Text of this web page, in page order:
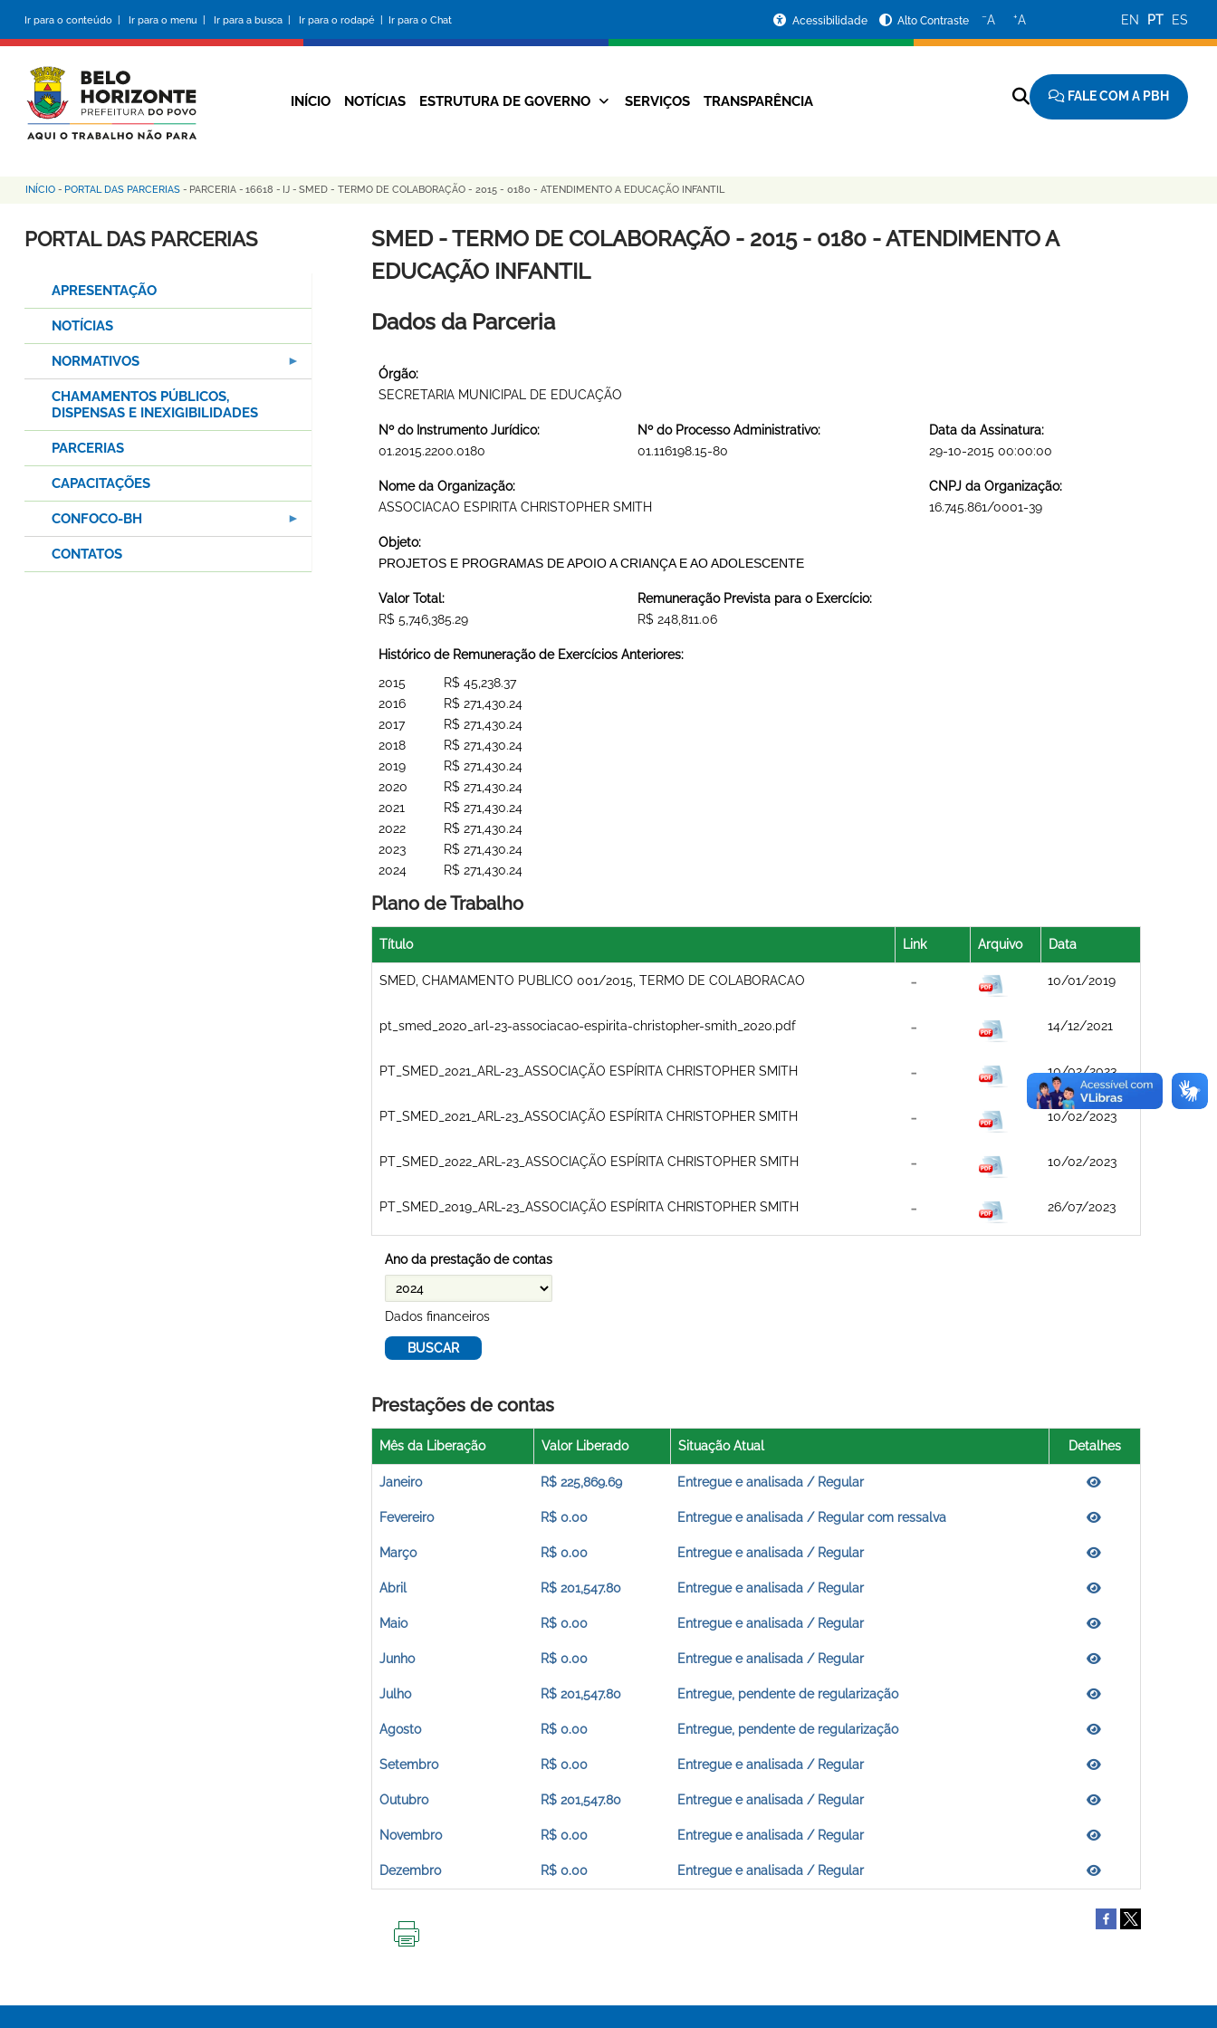
conteúdo
principal
Ir para o conteúdo | Ir para o menu | Ir para a busca | Ir para o rodapé | Ir para o Chat
da
Prefeitura
Acessibilidade Alto Contraste −A +A EN PT ES
Navegação
INÍCIO NOTÍCIAS ESTRUTURA DE GOVERNO SERVIÇOS TRANSPARÊNCIA FALE COM A PBH
Trilha
de
INÍCIO - PORTAL DAS PARCERIAS - PARCERIA - 16618 - IJ - SMED - TERMO DE COLABORAÇÃO - 2015 - 0180 - ATENDIMENTO A EDUCAÇÃO INFANTIL
SMED - TERMO DE COLABORAÇÃO - 2015 - 0180 - ATENDIMENTO A
EDUCAÇÃO INFANTIL
Dados da Parceria
Órgão:
SECRETARIA MUNICIPAL DE EDUCAÇÃO
Nº do Instrumento Jurídico:
01.2015.2200.0180
Nº do Processo Administrativo:
01.116198.15-80
Data da Assinatura:
29-10-2015 00:00:00
Nome da Organização:
ASSOCIACAO ESPIRITA CHRISTOPHER SMITH
CNPJ da Organização:
16.745.861/0001-39
Objeto:
PROJETOS E PROGRAMAS DE APOIO A CRIANÇA E AO ADOLESCENTE
Valor Total:
R$ 5,746,385.29
Remuneração Prevista para o Exercício:
R$ 248,811.06
Histórico de Remuneração de Exercícios Anteriores:
2015
2016
2017
2018
2019
2020
2021
2022
2023
2024
R$ 45,238.37
R$ 271,430.24
R$ 271,430.24
R$ 271,430.24
R$ 271,430.24
R$ 271,430.24
R$ 271,430.24
R$ 271,430.24
R$ 271,430.24
R$ 271,430.24
Plano de Trabalho
Título Link Arquivo Data
SMED, CHAMAMENTO PUBLICO 001/2015, TERMO DE COLABORACAO 10/01/2019
pt_smed_2020_arl-23-associacao-espirita-christopher-smith_2020.pdf 14/12/2021
PT_SMED_2021_ARL-23_ASSOCIAÇÃO ESPÍRITA CHRISTOPHER SMITH 10/02/2023
PT_SMED_2021_ARL-23_ASSOCIAÇÃO ESPÍRITA CHRISTOPHER SMITH 10/02/2023
PT_SMED_2022_ARL-23_ASSOCIAÇÃO ESPÍRITA CHRISTOPHER SMITH 10/02/2023
PT_SMED_2019_ARL-23_ASSOCIAÇÃO ESPÍRITA CHRISTOPHER SMITH 26/07/2023
Ano da prestação de contas
Dados financeiros
Prestações de contas
Mês da Liberação Valor Liberado Situação Atual Detalhes
Janeiro R$ 225,869.69 Entregue e analisada / Regular
Fevereiro R$ 0.00 Entregue e analisada / Regular com ressalva
Março R$ 0.00 Entregue e analisada / Regular
Abril R$ 201,547.80 Entregue e analisada / Regular
Maio R$ 0.00 Entregue e analisada / Regular
Junho R$ 0.00 Entregue e analisada / Regular
Julho R$ 201,547.80 Entregue, pendente de regularização
Agosto R$ 0.00 Entregue, pendente de regularização
Setembro R$ 0.00 Entregue e analisada / Regular
Outubro R$ 201,547.80 Entregue e analisada / Regular
Novembro R$ 0.00 Entregue e analisada / Regular
Dezembro R$ 0.00 Entregue e analisada / Regular
PORTAL DAS PARCERIAS
APRESENTAÇÃO
NOTÍCIAS
NORMATIVOS
CHAMAMENTOS PÚBLICOS,
DISPENSAS E INEXIGIBILIDADES
PARCERIAS
CAPACITAÇÕES
CONFOCO-BH
CONTATOS